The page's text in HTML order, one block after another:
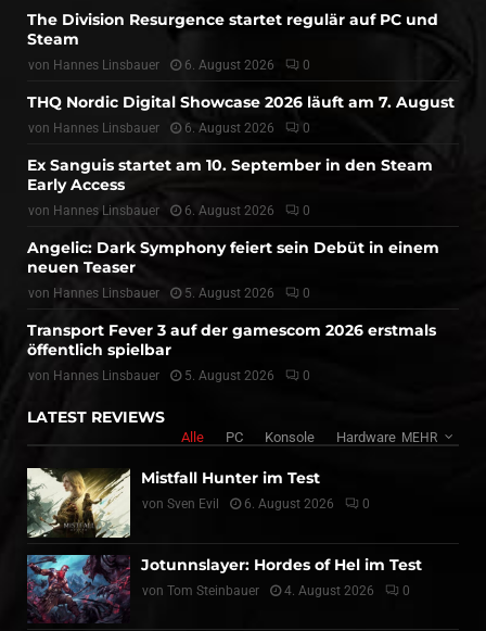
The Division Resurgence startet regulär auf PC und
Steam
von Hannes Linsbauer 6. August 2026 0
THQ Nordic Digital Showcase 2026 läuft am 7. August
von Hannes Linsbauer 6. August 2026 0
Ex Sanguis startet am 10. September in den Steam
Early Access
von Hannes Linsbauer 6. August 2026 0
Angelic: Dark Symphony feiert sein Debüt in einem
neuen Teaser
von Hannes Linsbauer 5. August 2026 0
Transport Fever 3 auf der gamescom 2026 erstmals
öffentlich spielbar
von Hannes Linsbauer 5. August 2026 0
LATEST REVIEWS
Alle PC Konsole Hardware MEHR
Mistfall Hunter im Test
von Sven Evil 6. August 2026 0
Jotunnslayer: Hordes of Hel im Test
von Tom Steinbauer 4. August 2026 0